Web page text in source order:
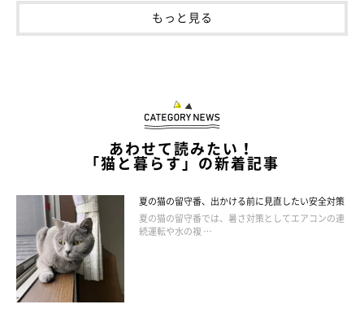
もっと見る
あわせて読みたい！
「猫と暮らす」の新着記事
夏の猫の留守番、出かける前に見直したい安全対策
夏の猫の留守番では、暑さ対策としてエアコンの連
続運転や水の複 …